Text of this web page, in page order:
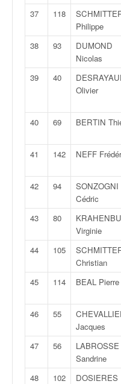
37 118
Philippe
38 93
DUMOND
Nicolas
39 40
Olivier
40 69 BERTIN
41 142 NEFF
42 94
SONZOGNI
Cédric
43 80
Virginie
44 105
Christian
45 114 BEAL Pierre
46 55
Jacques
47 56
LABROSSE
Sandrine
48 102
DOSIERES